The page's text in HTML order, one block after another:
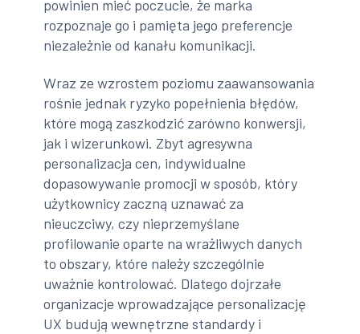
powinien mieć poczucie, że marka
rozpoznaje go i pamięta jego preferencje
niezależnie od kanału komunikacji.
Wraz ze wzrostem poziomu zaawansowania
rośnie jednak ryzyko popełnienia błędów,
które mogą zaszkodzić zarówno konwersji,
jak i wizerunkowi. Zbyt agresywna
personalizacja cen, indywidualne
dopasowywanie promocji w sposób, który
użytkownicy zaczną uznawać za
nieuczciwy, czy nieprzemyślane
profilowanie oparte na wrażliwych danych
to obszary, które należy szczególnie
uważnie kontrolować. Dlatego dojrzałe
organizacje wprowadzające personalizację
UX budują wewnętrzne standardy i